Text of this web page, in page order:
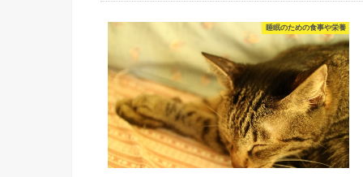
睡眠のための食事や栄養